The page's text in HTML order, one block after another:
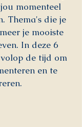
momenteel
Thema's die je
je mooiste
In deze 6
de tijd om
en te